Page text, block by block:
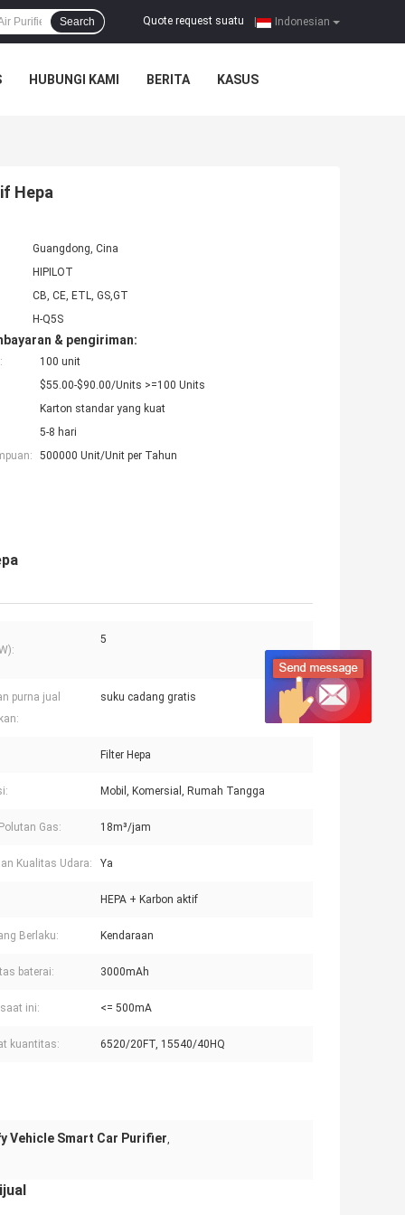
Indonesian
Quote request suatu
Search
HUBUNGI KAMI BERITA KASUS
Hepa
Guangdong, Cina
HIPILOT
CB, CE, ETL, GS,GT
H-Q5S
& pengiriman:
100 unit
$55.00-$90.00/Units >=100 Units
Karton standar yang kuat
5-8 hari
500000 Unit/Unit per Tahun
5
purna jual
suku cadang gratis
Filter Hepa
Mobil, Komersial, Rumah Tangga
Gas: 18m³/jam
Kualitas Udara: Ya
HEPA + Karbon aktif
Berlaku: Kendaraan
baterai: 3000mAh
ini: <= 500mA
kuantitas: 6520/20FT, 15540/40HQ
Vehicle Smart Car Purifier,